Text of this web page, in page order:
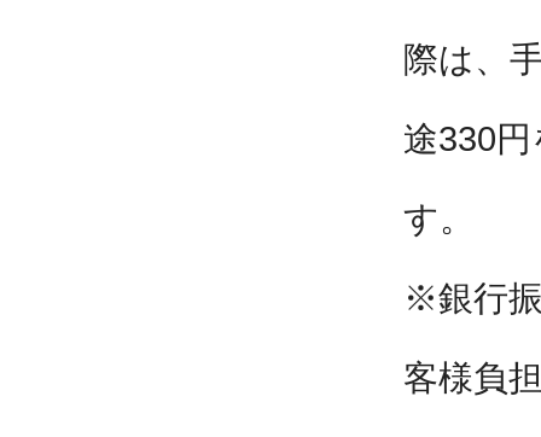
際は、
途330
す。
※銀行
客様負